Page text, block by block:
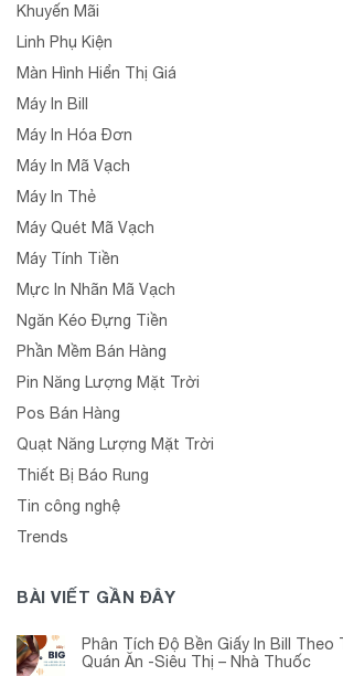
Khuyến Mãi
Linh Phụ Kiện
Màn Hình Hiển Thị Giá
Máy In Bill
Máy In Hóa Đơn
Máy In Mã Vạch
Máy In Thẻ
Máy Quét Mã Vạch
Máy Tính Tiền
Mực In Nhãn Mã Vạch
Ngăn Kéo Đựng Tiền
Phần Mềm Bán Hàng
Pin Năng Lượng Mặt Trời
Pos Bán Hàng
Quạt Năng Lượng Mặt Trời
Thiết Bị Báo Rung
Tin công nghệ
Trends
BÀI VIẾT GẦN ĐÂY
Phân Tích Độ Bền Giấy In Bill
Quán Ăn -Siêu Thị – Nhà Thuốc